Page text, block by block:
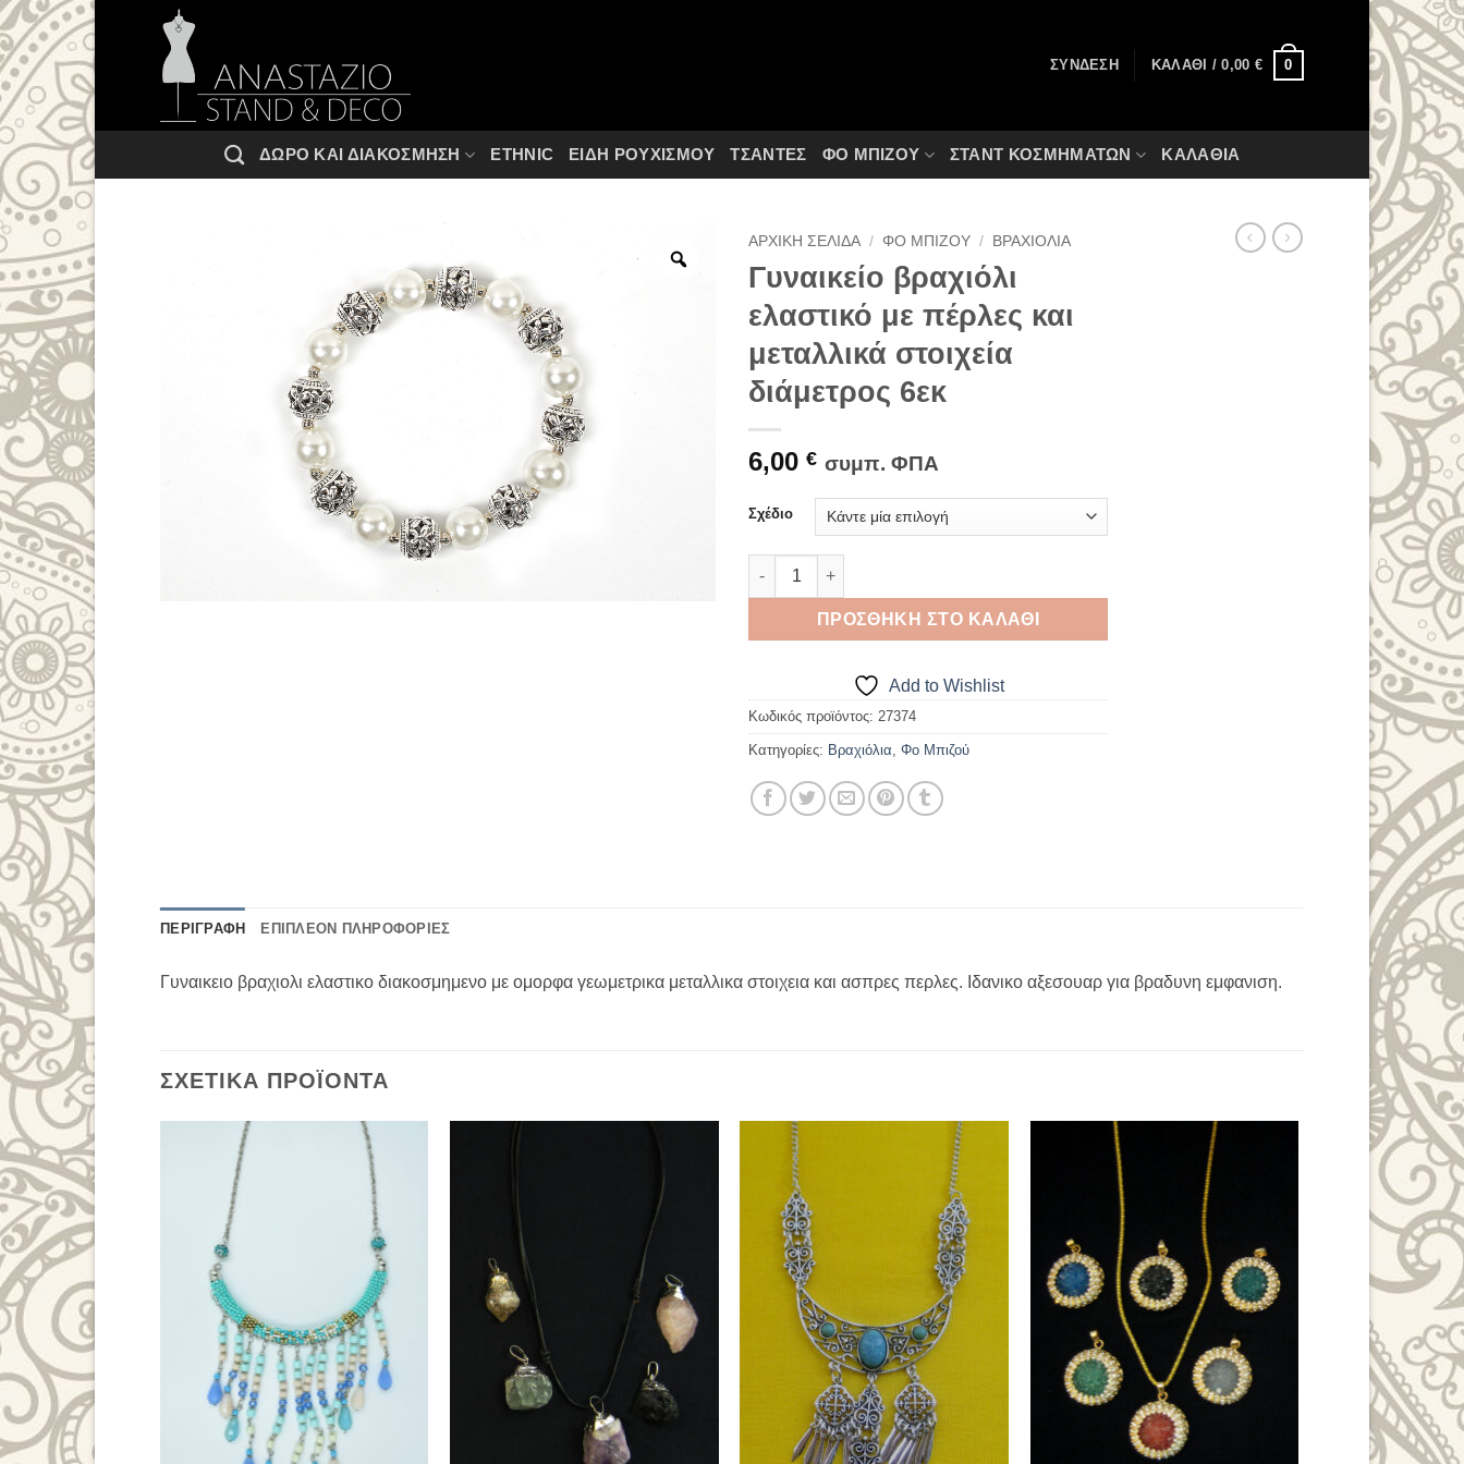
Μετάβαση
στο
περιεχόμενο
ΣΎΝΔΕΣΗ ΚΑΛΆΘΙ /0,00 € 0
ΔΏΡΟ ΚΑΙ ΔΙΑΚΌΣΜΗΣΗ ETHNIC ΕΙΔΗ ΡΟΥΧΙΣΜΟΥ ΤΣΆΝΤΕΣ ΦΟ ΜΠΙΖΟΎ ΣΤΑΝΤ ΚΟΣΜΗΜΆΤΩΝ ΚΑΛΆΘΙΑ
ΑΡΧΙΚΉ ΣΕΛΊΔΑ / ΦΟ ΜΠΙΖΟΎ / ΒΡΑΧΙΌΛΙΑ
Γυναικείο βραχιόλι
ελαστικό με πέρλες και
μεταλλικά στοιχεία
διάμετρος 6εκ
6,00 € συμπ. ΦΠΑ
Σχέδιο
Γυναικείο βραχιόλι ελαστικό με πέρλες και μεταλλικά στοιχεία διάμετρος 6εκ ποσότητα
ΠΡΟΣΘΉΚΗ ΣΤΟ ΚΑΛΆΘΙ
Add to Wishlist
Κωδικός προϊόντος: 27374
Κατηγορίες: Βραχιόλια Φο Μπιζού
ΠΕΡΙΓΡΑΦΉ ΕΠΙΠΛΈΟΝ ΠΛΗΡΟΦΟΡΊΕΣ
Γυναικειο βραχιολι ελαστικο διακοσμημενο με ομορφα γεωμετρικα μεταλλικα στοιχεια και ασπρες περλες. Ιδανικο αξεσουαρ για βραδυνη εμφανιση.
ΣΧΕΤΙΚΆ ΠΡΟΪΌΝΤΑ
Add to
Wishlist
Wishlist
Add to
Wishlist